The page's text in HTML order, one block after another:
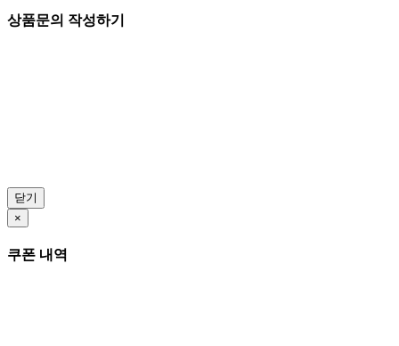
상품문의 작성하기
닫기
×
쿠폰 내역